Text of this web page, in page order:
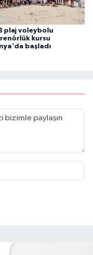
plaj voleybolu
kursu
başladı